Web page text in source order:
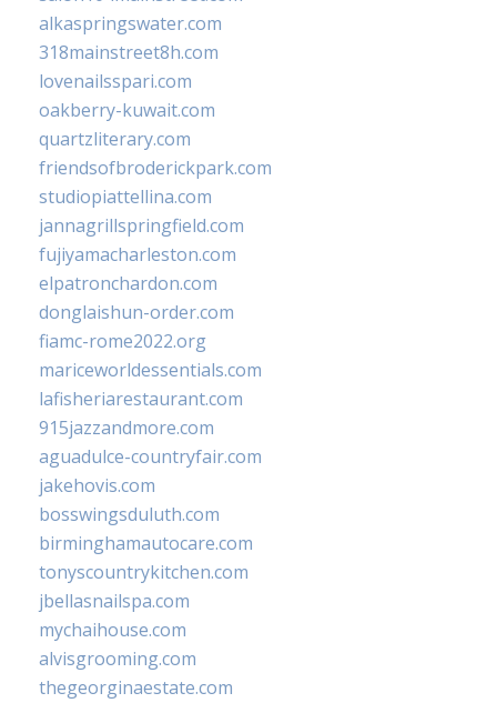
alkaspringswater.com
318mainstreet8h.com
lovenailsspari.com
oakberry-kuwait.com
quartzliterary.com
friendsofbroderickpark.com
studiopiattellina.com
jannagrillspringfield.com
fujiyamacharleston.com
elpatronchardon.com
donglaishun-order.com
fiamc-rome2022.org
mariceworldessentials.com
lafisheriarestaurant.com
915jazzandmore.com
aguadulce-countryfair.com
jakehovis.com
bosswingsduluth.com
birminghamautocare.com
tonyscountrykitchen.com
jbellasnailspa.com
mychaihouse.com
alvisgrooming.com
thegeorginaestate.com